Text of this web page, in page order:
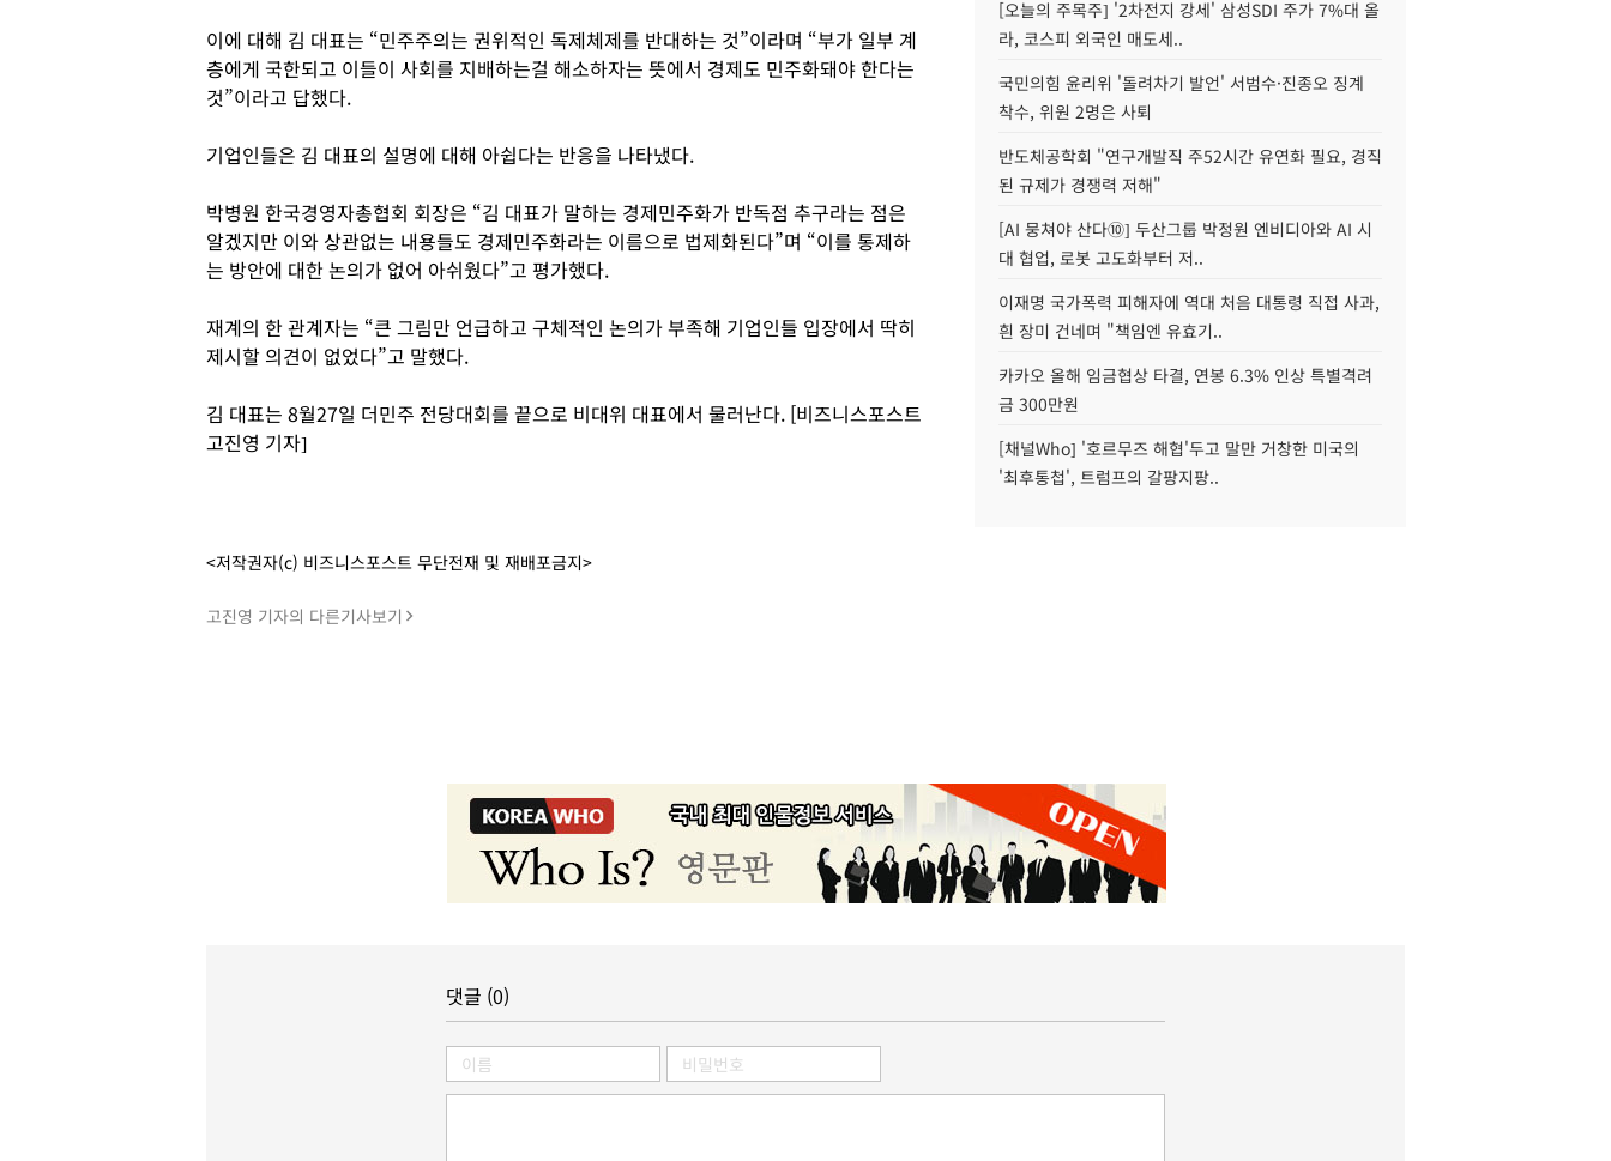
이에 대해 김 대표는 “민주주의는 권위적인 독제체제를 반대하는 것”이라며 “부가 일부 계
층에게 국한되고 이들이 사회를 지배하는걸 해소하자는 뜻에서 경제도 민주화돼야 한다는
것”이라고 답했다.
기업인들은 김 대표의 설명에 대해 아쉽다는 반응을 나타냈다.
박병원 한국경영자총협회 회장은 “김 대표가 말하는 경제민주화가 반독점 추구라는 점은
알겠지만 이와 상관없는 내용들도 경제민주화라는 이름으로 법제화된다”며 “이를 통제하
는 방안에 대한 논의가 없어 아쉬웠다”고 평가했다.
재계의 한 관계자는 “큰 그림만 언급하고 구체적인 논의가 부족해 기업인들 입장에서 딱히
제시할 의견이 없었다”고 말했다.
김 대표는 8월27일 더민주 전당대회를 끝으로 비대위 대표에서 물러난다. [비즈니스포스트
고진영 기자]
<저작권자(c) 비즈니스포스트 무단전재 및 재배포금지>
고진영 기자의 다른기사보기
[오늘의 주목주] '2차전지 강세' 삼성SDI 주가 7%대 올
라, 코스피 외국인 매도세..
국민의힘 윤리위 '돌려차기 발언' 서범수·진종오 징계
착수, 위원 2명은 사퇴
반도체공학회 "연구개발직 주52시간 유연화 필요, 경직
된 규제가 경쟁력 저해"
[AI 뭉쳐야 산다⑩] 두산그룹 박정원 엔비디아와 AI 시
대 협업, 로봇 고도화부터 저..
이재명 국가폭력 피해자에 역대 처음 대통령 직접 사과,
흰 장미 건네며 "책임엔 유효기..
카카오 올해 임금협상 타결, 연봉 6.3% 인상 특별격려
금 300만원
[채널Who] '호르무즈 해협'두고 말만 거창한 미국의
'최후통첩', 트럼프의 갈팡지팡..
댓글 (0)